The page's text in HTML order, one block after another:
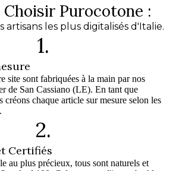
Purocotone :
artisans les plus digitalisés d'Italie.
1.
site sont fabriquées à la main par nos
de San Cassiano (LE). En tant que
créons chaque article sur mesure selon les
2.
Certifiés
au plus précieux, tous sont naturels et